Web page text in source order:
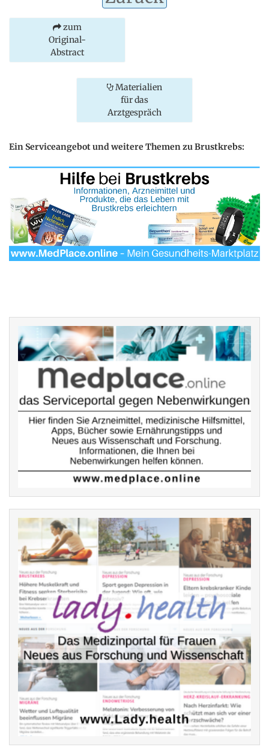
zum
Original-
Abstract
Materialien
für das
Arztgespräch
Ein Serviceangebot und weitere Themen zu Brustkrebs: